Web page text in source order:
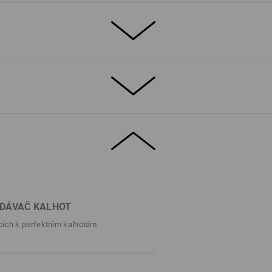
proč nevypadat v pracovním oděvu
Stabilní, trvanlivý materiál a hodně
optický dojem a zaručenou
šortky
elastickému komfortnímu pasu a bočním
KALHOT
k perfektním kalhotám